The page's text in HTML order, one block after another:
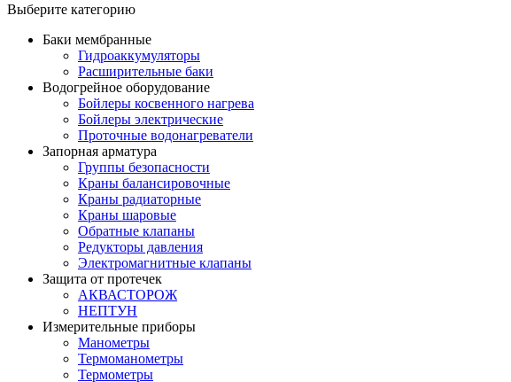
Выберите категорию
Баки мембранные
Гидроаккумуляторы
Расширительные баки
Водогрейное оборудование
Бойлеры косвенного нагрева
Бойлеры электрические
Проточные водонагреватели
Запорная арматура
Группы безопасности
Краны балансировочные
Краны радиаторные
Краны шаровые
Обратные клапаны
Редукторы давления
Электромагнитные клапаны
Защита от протечек
АКВАСТОРОЖ
НЕПТУН
Измерительные приборы
Манометры
Термоманометры
Термометры